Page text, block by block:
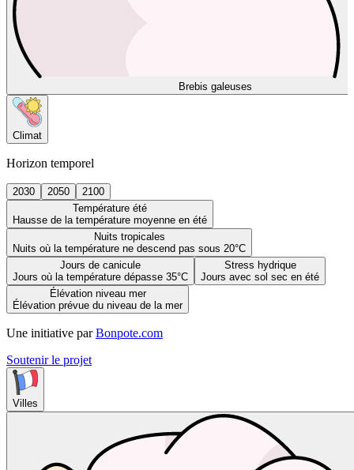
Brebis galeuses
Climat
Horizon temporel
2030 2050
2100
Température été
Hausse de la température moyenne en été
Nuits tropicales
Nuits où la température ne descend pas sous 20°C
Jours de canicule
Jours où la température dépasse 35°C
Stress hydrique
Jours avec sol sec en été
Élévation niveau mer
Élévation prévue du niveau de la mer
Une initiative par Bonpote.com
Soutenir le projet
Villes